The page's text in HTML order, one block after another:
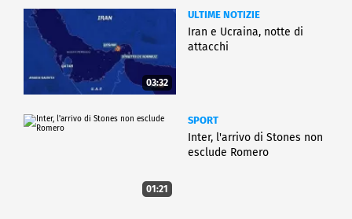
03:32
ULTIME NOTIZIE
Iran e Ucraina, notte di
attacchi
01:21
SPORT
Inter, l'arrivo di Stones non
esclude Romero